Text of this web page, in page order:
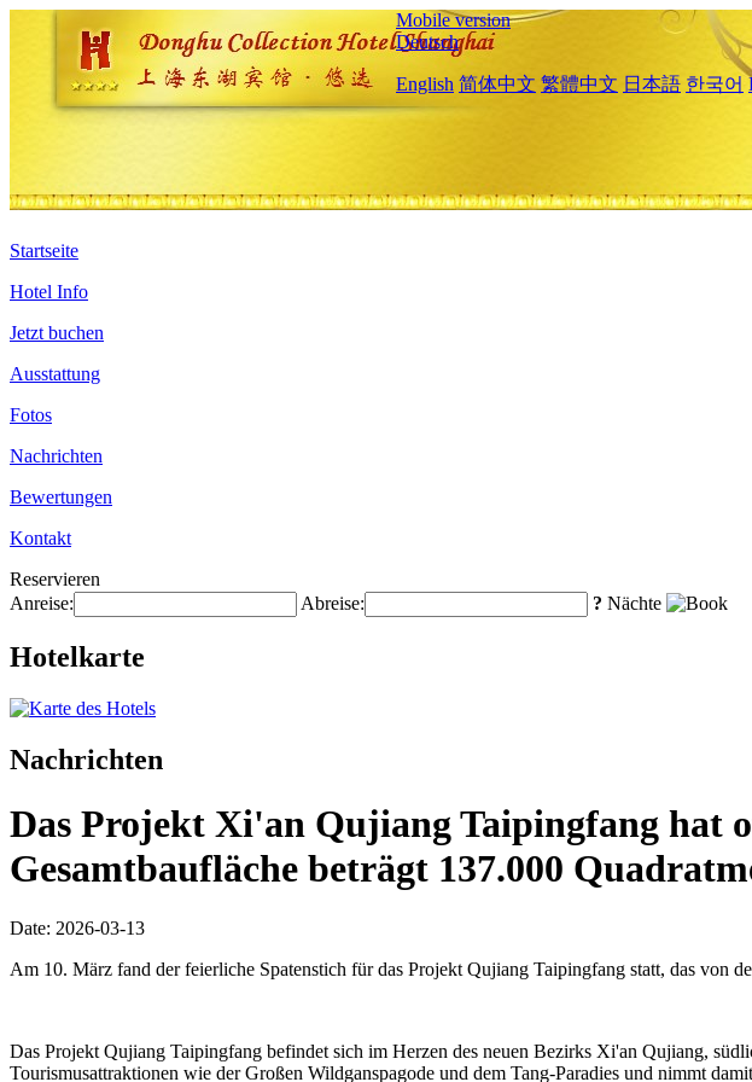
Mobile version
Deutsch
English 简体中文 繁體中文 日本語 한국어
Startseite
Hotel Info
Jetzt buchen
Ausstattung
Fotos
Nachrichten
Bewertungen
Kontakt
Reservieren
Anreise:
Abreise: ? Nächte
Hotelkarte
Nachrichten
Das Projekt Xi'an Qujiang Taipingfang hat
Gesamtbaufläche beträgt 137.000
Date: 2026-03-13
Am 10. März fand der feierliche Spatenstich für das Projekt Qujiang Taipingfang statt, das von
Das Projekt Qujiang Taipingfang befindet sich im Herzen des neuen Bezirks Xi'an Qujiang,
Tourismusattraktionen wie der Großen Wildganspagode und dem Tang-Paradies und nimmt